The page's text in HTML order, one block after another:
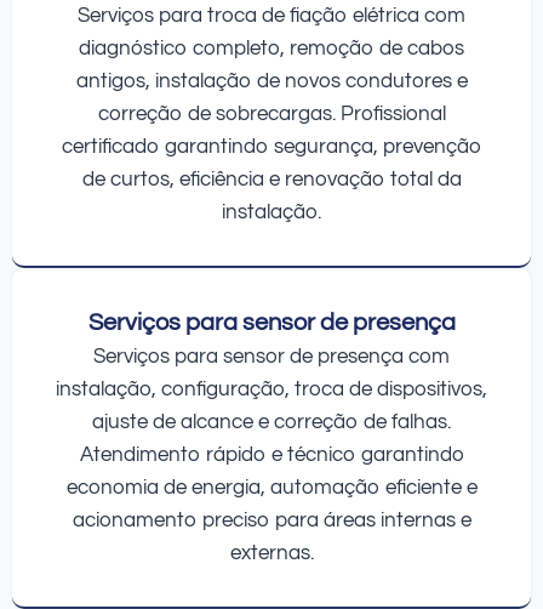
Serviços para troca de fiação elétrica com
diagnóstico completo, remoção de cabos
antigos, instalação de novos condutores e
correção de sobrecargas. Profissional
certificado garantindo segurança, prevenção
de curtos, eficiência e renovação total da
instalação.
Serviços para sensor de presença
Serviços para sensor de presença com
instalação, configuração, troca de dispositivos,
ajuste de alcance e correção de falhas.
Atendimento rápido e técnico garantindo
economia de energia, automação eficiente e
acionamento preciso para áreas internas e
externas.